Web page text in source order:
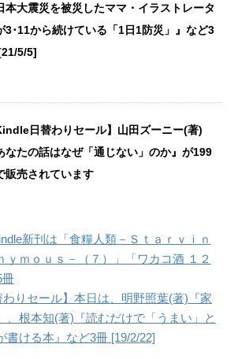
本大震災を被災したママ・イラストレータ
3･11から続けている「1日1防災」』など3
5/5]
日替わりセール】山田ズーニー(著)
なたの話はなぜ「通じない」のか』が199
販売されています
新刊は「食糧人類－Ｓｔａｒｖｉｎ
ｍｏｕｓ－（７）」「ワカコ酒 １２
冊
わりセール】本日は、明野照葉(著)『家
、根本知(著)『読むだけで「うまい」と
書ける本』など3冊 [19/2/22]